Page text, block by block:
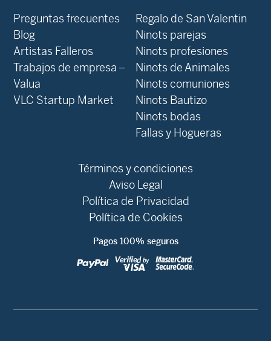
Preguntas frecuentes
Blog
Artistas Falleros
Trabajos de empresa –
Valua
VLC Startup Market
Regalo de San Valentin
Ninots parejas
Ninots profesiones
Ninots de Animales
Ninots comuniones
Ninots Bautizo
Ninots bodas
Fallas y Hogueras
Términos y condiciones
Aviso Legal
Política de Privacidad
Política de Cookies
Pagos 100% seguros